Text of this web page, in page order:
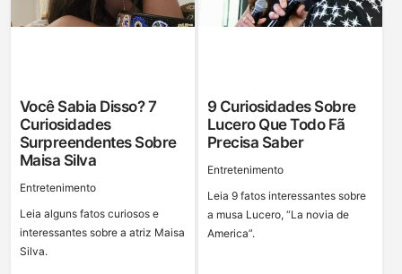
Você Sabia Disso? 7
Curiosidades
Surpreendentes Sobre
Maisa Silva
Entretenimento
Leia alguns fatos curiosos e
interessantes sobre a atriz Maisa
Silva.
9 Curiosidades Sobre
Lucero Que Todo Fã
Precisa Saber
Entretenimento
Leia 9 fatos interessantes sobre
a musa Lucero, “La novia de
America”.